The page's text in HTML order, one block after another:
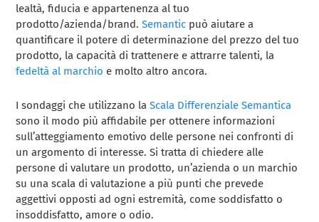
lealtà, fiducia e appartenenza al tuo
prodotto/azienda/brand.Semantic può aiutare a
quantificare il potere di determinazione del prezzo del tuo
prodotto, la capacità di trattenere e attrarre talenti, la
fedeltà al marchio e molto altro ancora.
I sondaggi che utilizzano laScala Differenziale Semantica
sono il modo più affidabile per ottenere informazioni
sull’atteggiamento emotivo delle persone nei confronti di
un argomento di interesse. Si tratta di chiedere alle
persone di valutare un prodotto, un’azienda o un marchio
su una scala di valutazione a più punti che prevede
aggettivi opposti ad ogni estremità, come soddisfatto o
insoddisfatto, amore o odio.